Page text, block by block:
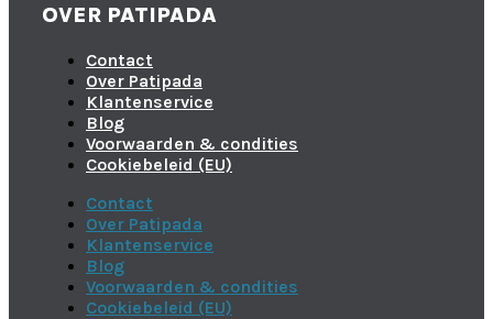
OVER PATIPADA
Contact
Over Patipada
Klantenservice
Blog
Voorwaarden & condities
Cookiebeleid (EU)
Contact
Over Patipada
Klantenservice
Blog
Voorwaarden & condities
Cookiebeleid (EU)